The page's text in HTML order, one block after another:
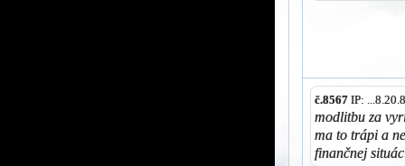
č.8567 IP:
modlitbu za
ma to trápi a
finančnej